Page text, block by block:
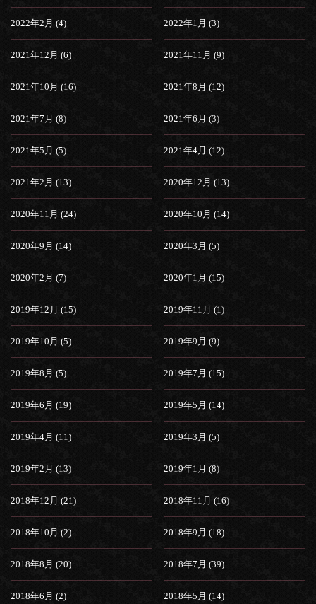
2022年2月 (4) 2022年1月 (3)
2021年12月 (6) 2021年11月 (9)
2021年10月 (16) 2021年8月 (12)
2021年7月 (8) 2021年6月 (3)
2021年5月 (5) 2021年4月 (12)
2021年2月 (13) 2020年12月 (13)
2020年11月 (24) 2020年10月 (14)
2020年9月 (14) 2020年3月 (5)
2020年2月 (7) 2020年1月 (15)
2019年12月 (15) 2019年11月 (1)
2019年10月 (5) 2019年9月 (9)
2019年8月 (5) 2019年7月 (15)
2019年6月 (19) 2019年5月 (14)
2019年4月 (11) 2019年3月 (5)
2019年2月 (13) 2019年1月 (8)
2018年12月 (21) 2018年11月 (16)
2018年10月 (2) 2018年9月 (18)
2018年8月 (20) 2018年7月 (39)
2018年6月 (2) 2018年5月 (14)